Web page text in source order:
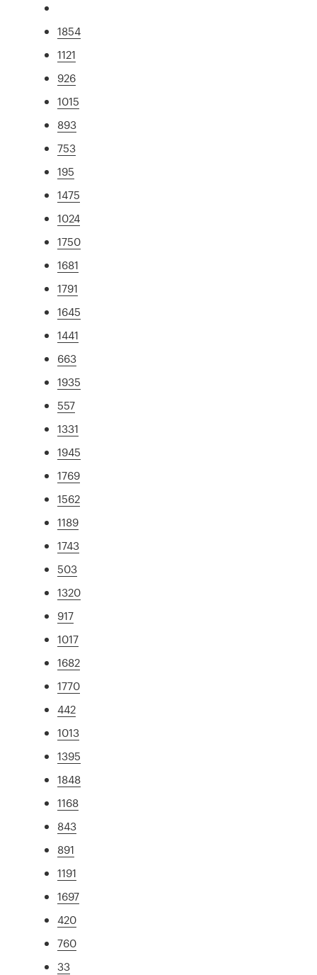
1854
1121
926
1015
893
753
195
1475
1024
1750
1681
1791
1645
1441
663
1935
557
1331
1945
1769
1562
1189
1743
503
1320
917
1017
1682
1770
442
1013
1395
1848
1168
843
891
1191
1697
420
760
33